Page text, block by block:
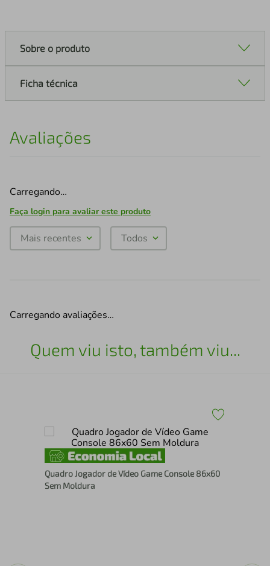
Sobre o produto
Ficha técnica
Avaliações
Carregando…
Faça login para avaliar este produto
Mais recentes Todos
Carregando avaliações…
Quem viu isto, também viu...
Quadro Jogador de Vídeo Game Console 86x60
Sem Moldura